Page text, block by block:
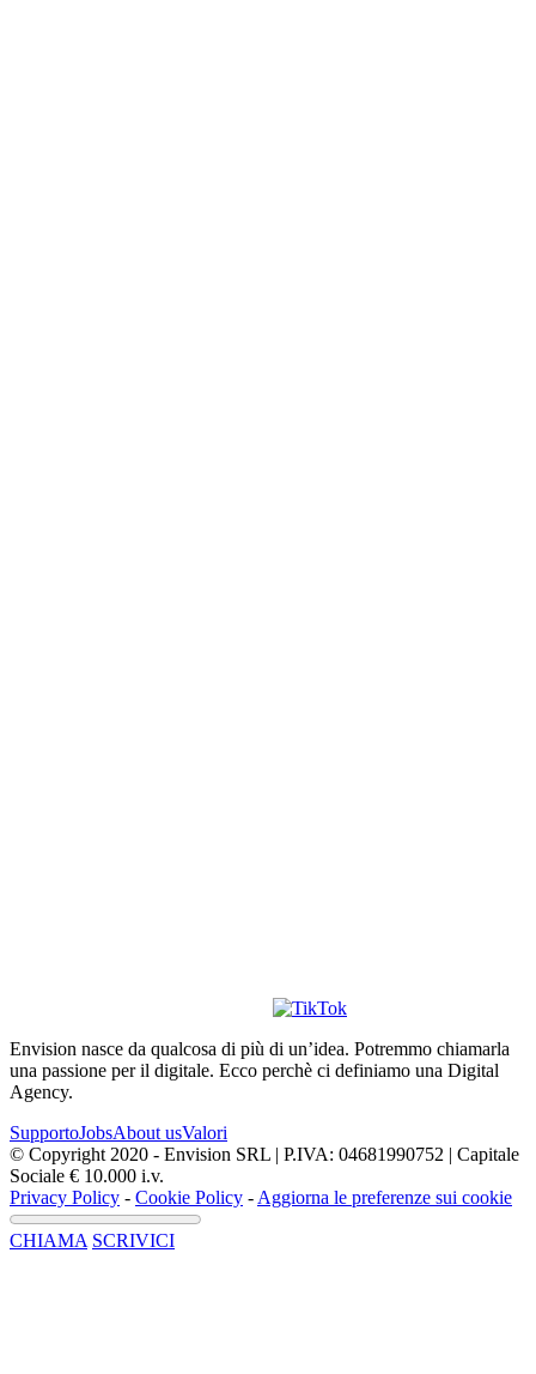
Envision nasce da qualcosa di più di un’idea. Potremmo chiamarla
una passione per il digitale. Ecco perchè ci definiamo una Digital
Agency.
SupportoJobsAbout usValori
© Copyright 2020 - Envision SRL | P.IVA: 04681990752 | Capitale
Sociale € 10.000 i.v.
Privacy Policy - Cookie Policy - Aggiorna le preferenze sui cookie
CHIAMA SCRIVICI